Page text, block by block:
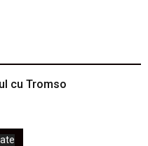
cu Tromso